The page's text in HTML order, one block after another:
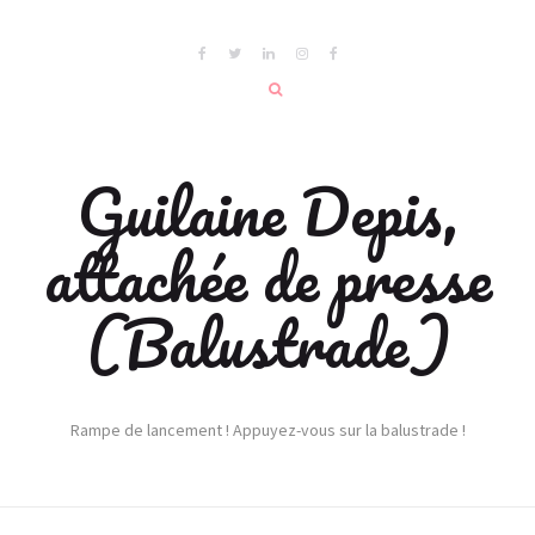
Guilaine Depis,
attachée de presse
(Balustrade)
Rampe de lancement ! Appuyez-vous sur la balustrade !